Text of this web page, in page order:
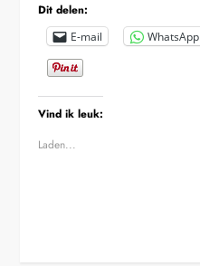
Dit delen:
E-mail WhatsApp
Vind ik leuk:
Laden...